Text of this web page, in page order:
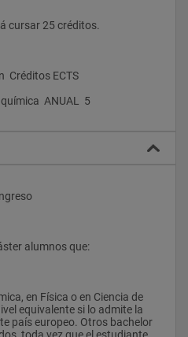
de nuevos materiales.
para integrarse en
expertos en computación
minería de datos,
consultoras, expresas de I +D, etc.).
cursar 25 créditos.
Créditos ECTS
ANUAL  5
ANUAL  5
ANUAL  5
(2)  5
y aplicaciones  CUATR. (1)
ingreso
alumnos que:
equivalente si lo admite la
país europeo. Otros bachelor